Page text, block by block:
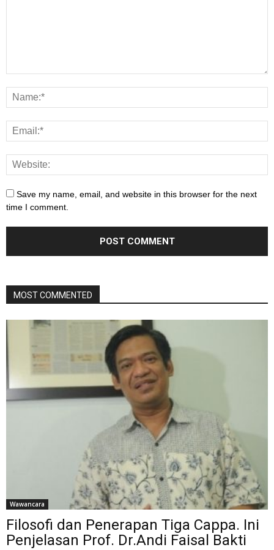
Save my name, email, and website in this browser for the next
time I comment.
MOST COMMENTED
Wawancara
Filosofi dan Penerapan Tiga Cappa. Ini
Penjelasan Prof. Dr.Andi Faisal Bakti